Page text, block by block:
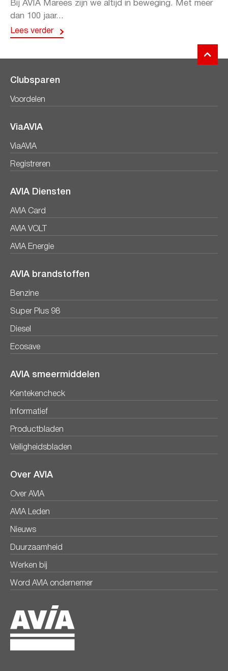
Bij AVIA Marees zijn we altijd in beweging. Met meer
dan 100 jaar...
Lees verder
Clubsparen
Voordelen
ViaAVIA
ViaAVIA
Registreren
AVIA Diensten
AVIA Card
AVIA VOLT
AVIA Energie
AVIA brandstoffen
Benzine
Super Plus 98
Diesel
Ecosave
AVIA smeermiddelen
Kentekencheck
Informatief
Productbladen
Veiligheidsbladen
Over AVIA
Over AVIA
AVIA Leden
Nieuws
Duurzaamheid
Werken bij
Word AVIA ondernemer